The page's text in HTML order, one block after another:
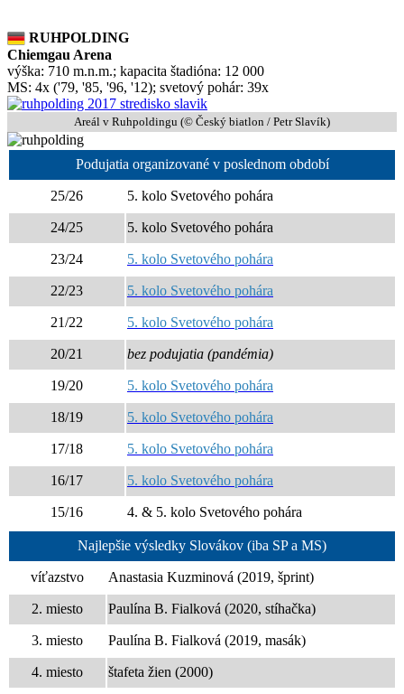
RUHPOLDING
Chiemgau Arena
výška: 710 m.n.m.; kapacita štadióna: 12 000
MS: 4x ('79, '85, '96, '12); svetový pohár: 39x
Areál v Ruhpoldingu (© Český biatlon / Petr Slavík)
Podujatia organizované v poslednom období
25/26 5. kolo Svetového pohára
24/25 5. kolo Svetového pohára
23/24 5. kolo Svetového pohára
22/23 5. kolo Svetového pohára
21/22 5. kolo Svetového pohára
20/21 bez podujatia (pandémia)
19/20 5. kolo Svetového pohára
18/19 5. kolo Svetového pohára
17/18 5. kolo Svetového pohára
16/17 5. kolo Svetového pohára
15/16 4. & 5. kolo Svetového pohára
Najlepšie výsledky Slovákov (iba SP a MS)
víťazstvo Anastasia Kuzminová (2019, šprint)
2. miesto Paulína B. Fialková (2020, stíhačka)
3. miesto Paulína B. Fialková (2019, masák)
4. miesto štafeta žien (2000)